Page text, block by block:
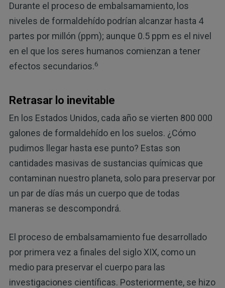
Durante el proceso de embalsamamiento, los
niveles de formaldehído podrían alcanzar hasta 4
partes por millón (ppm); aunque 0.5 ppm es el nivel
en el que los seres humanos comienzan a tener
efectos secundarios.6
Retrasar lo inevitable
En los Estados Unidos, cada año se vierten 800 000
galones de formaldehído en los suelos. ¿Cómo
pudimos llegar hasta ese punto? Estas son
cantidades masivas de sustancias químicas que
contaminan nuestro planeta, solo para preservar por
un par de días más un cuerpo que de todas
maneras se descompondrá.
El proceso de embalsamamiento fue desarrollado
por primera vez a finales del siglo XIX, como un
medio para preservar el cuerpo para las
investigaciones científicas. Posteriormente, se hizo